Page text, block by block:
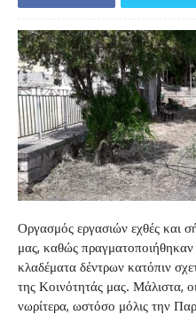
Οργασμός εργασιών εχθές και
μας, καθώς πραγματοποιήθηκαν
κλαδέματα δέντρων κατόπιν
της Κοινότητάς μας. Μάλιστα,
νωρίτερα, ωστόσο μόλις την